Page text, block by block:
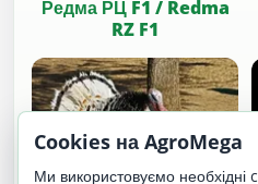
Редма РЦ F1 / Redma
RZ F1
Cookies на AgroMega
Ми використовуємо необхідні